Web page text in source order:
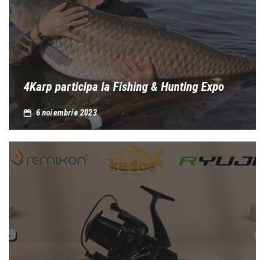
4Karp participa la Fishing & Hunting Expo
6 noiembrie 2023